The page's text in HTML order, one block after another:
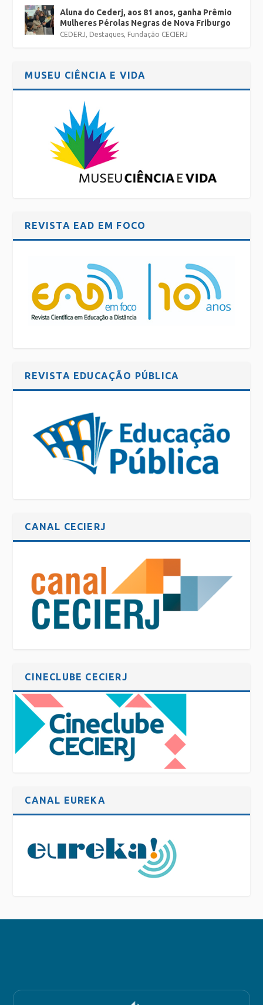
Aluna do Cederj, aos 81 anos, ganha Prêmio
Mulheres Pérolas Negras de Nova Friburgo
CEDERJ, Destaques, Fundação CECIERJ
MUSEU CIÊNCIA E VIDA
REVISTA EAD EM FOCO
REVISTA EDUCAÇÃO PÚBLICA
CANAL CECIERJ
CINECLUBE CECIERJ
CANAL EUREKA